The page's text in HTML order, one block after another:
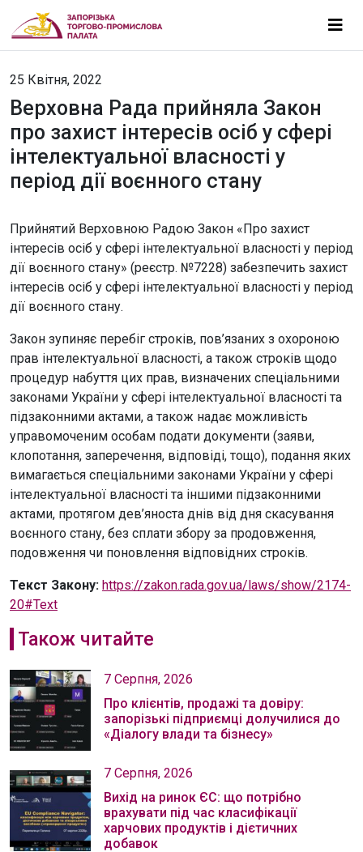
25 Квітня, 2022
Верховна Рада прийняла Закон
про захист інтересів осіб у сфері
інтелектуальної власності у
період дії воєнного стану
Прийнятий Верховною Радою Закон «Про захист
інтересів осіб у сфері інтелектуальної власності у період
дії воєнного стану» (реєстр. №7228) забезпечить захист
інтересів осіб у сфері інтелектуальної власності у період
дії воєнного стану.
Закон зупиняє перебіг строків, пов’язаних з охороною
прав інтелектуальної власності, а також строків щодо
процедур набуття цих прав, визначених спеціальними
законами України у сфері інтелектуальної власності та
підзаконними актами, а також надає можливість
управомоченим особам подати документи (заяви,
клопотання, заперечення, відповіді, тощо), подання яких
вимагається спеціальними законами України у сфері
інтелектуальної власності та іншими підзаконними
актами, протягом дев’яноста днів від дня скасування
воєнного стану, без сплати збору за продовження,
подовження чи поновлення відповідних строків.
Текст Закону: https://zakon.rada.gov.ua/laws/show/2174-
20#Text
Також читайте
7 Серпня, 2026
Про клієнтів, продажі та довіру:
запорізькі підприємці долучилися до
«Діалогу влади та бізнесу»
7 Серпня, 2026
Вихід на ринок ЄС: що потрібно
врахувати під час класифікації
харчових продуктів і дієтичних
добавок